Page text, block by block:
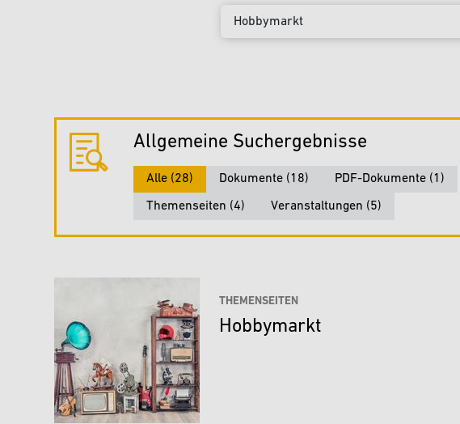
Suchbegriff
Allgemeine Suchergebnisse
Alle (28) Dokumente (18) PDF-Dokumente (1)
Themenseiten (4) Veranstaltungen (5)
THEMENSEITEN
Hobbymarkt